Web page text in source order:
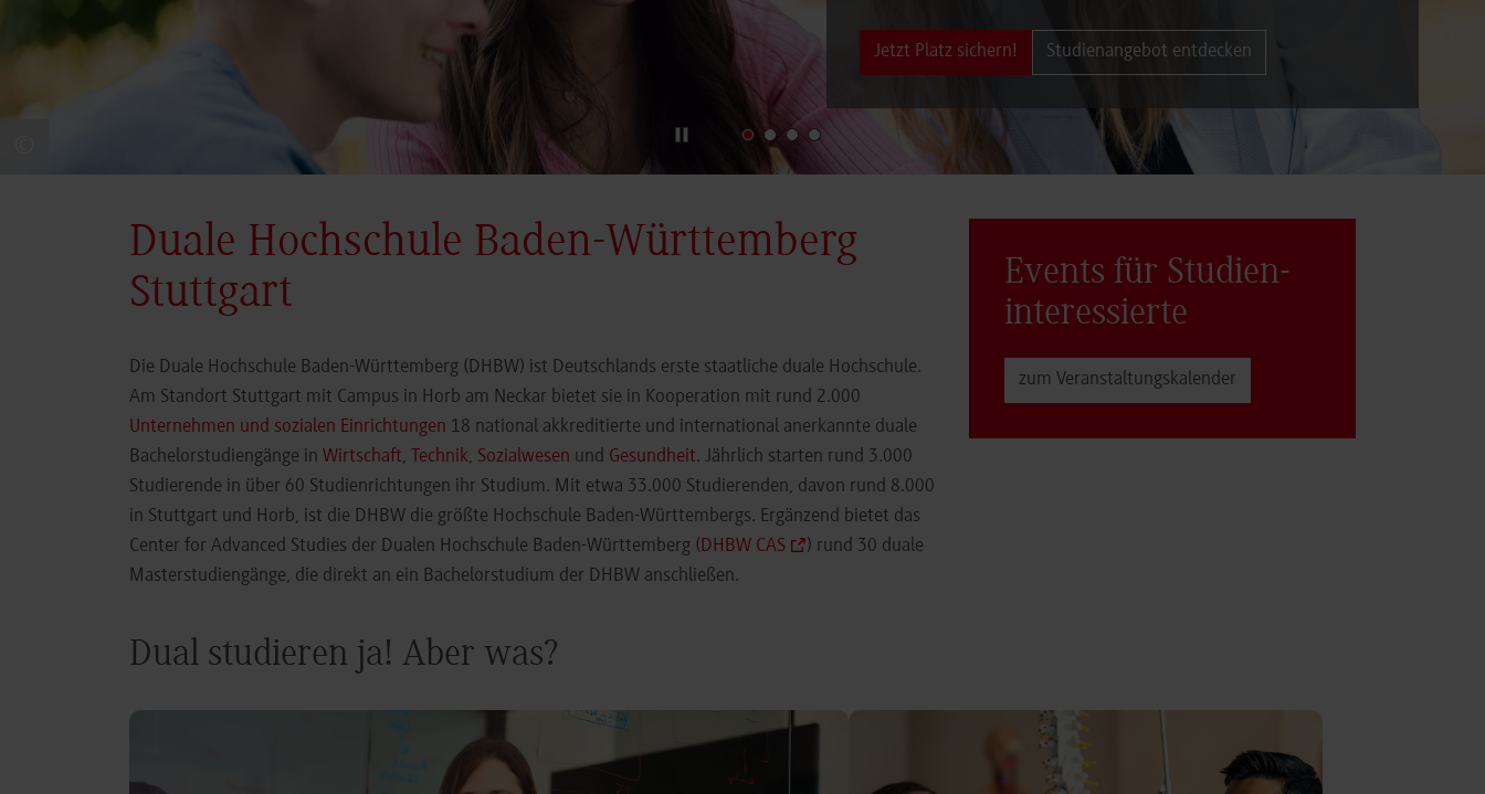
Jetzt Platz sichern! Studienangebot entdecken
Duale Hochschule Baden-Württemberg
Stuttgart
Die Duale Hochschule Baden-Württemberg (DHBW) ist Deutschlands erste staatliche duale Hochschule.
Am Standort Stuttgart mit Campus in Horb am Neckar bietet sie in Kooperation mit rund 2.000
Unternehmen und sozialen Einrichtungen 18 national akkreditierte und international anerkannte duale
Bachelorstudiengänge in Wirtschaft, Technik, Sozialwesen und Gesundheit. Jährlich starten rund 3.000
Studierende in über 60 Studienrichtungen ihr Studium. Mit etwa 33.000 Studierenden, davon rund 8.000
in Stuttgart und Horb, ist die DHBW die größte Hochschule Baden-Württembergs. Ergänzend bietet das
Center for Advanced Studies der Dualen Hochschule Baden-Württemberg (DHBW CAS
) rund 30 duale
Masterstudiengänge, die direkt an ein Bachelorstudium der DHBW anschließen.
Events für Studien­
interessierte
zum Veranstaltungs­kalender
Dual studieren ja! Aber was?